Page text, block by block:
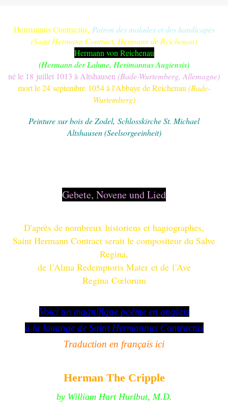
Hermannus Contractus, Patron des malades et des handicapés
(Saint Hermann Contract, Hermann de Reichenau)
Hermann von Reichenau
(Hermann der Lahme, Herimannus Augiensis)
né le 18 juillet 1013 à Altshausen (Bade-Wurtemberg, Allemagne)
mort le 24 septembre 1054 à l'Abbaye de Reichenau (Bade-
Wurtemberg)
Peinture sur bois de Zodel, Schlosskirche St. Michael
Altshausen (Seelsorgeeinheit)
Gebete, Novene und Lied
D'après de nombreux historiens et hagiographes,
Saint Hermann Contract serait le compositeur du Salve
Regina,
de l’Alma Redemptoris Materet de l’Ave
Regina Cœlorum
Voici un magnifique poème en anglais
à la louange de Saint Hermannus Contractus
Traduction en français ici
Herman The Cripple
by William Hart Hurlbut, M.D.